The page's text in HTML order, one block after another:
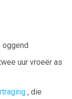
uur vroeër as
, die